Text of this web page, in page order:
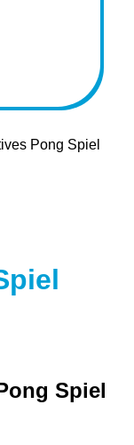
Pong Spiel
Spiel